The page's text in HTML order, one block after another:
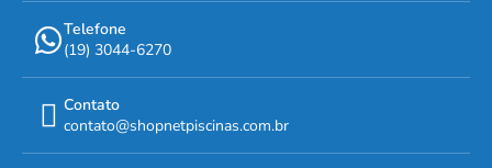
Telefone
(19) 3044-6270
Contato
contato@shopnetpiscinas.com.br